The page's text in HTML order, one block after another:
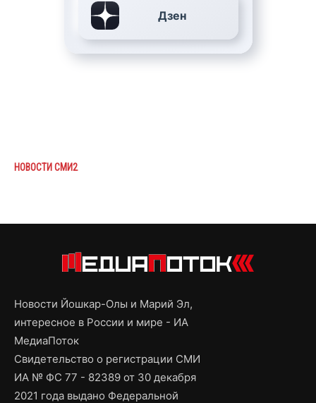
Дзен
НОВОСТИ СМИ2
Новости Йошкар-Олы и Марий Эл,
интересное в России и мире - ИА
МедиаПоток
Свидетельство о регистрации СМИ
ИА № ФС 77 - 82389 от 30 декабря
2021 года выдано Федеральной